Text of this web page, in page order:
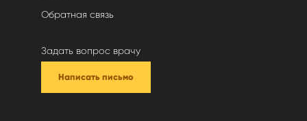
Обратная связь
Задать вопрос врачу
Написать письмо